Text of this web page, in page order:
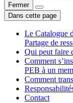
Fermer
Dans cette page
Le Catalogue
Partage de
Qui peut faire
Comment
PEB à un
Comment
Contact